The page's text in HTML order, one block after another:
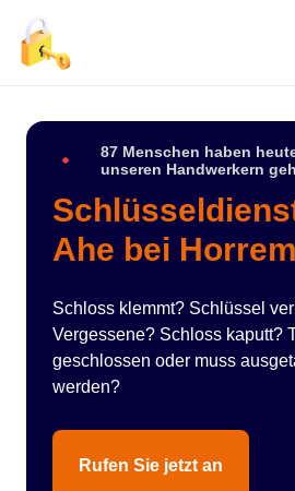
87 Menschen haben
unseren Handwerkern
Ahe bei Horrem
Schloss klemmt? Schlüssel
Vergessene? Schloss kaputt?
geschlossen oder muss
werden?
Rufen Sie jetzt an